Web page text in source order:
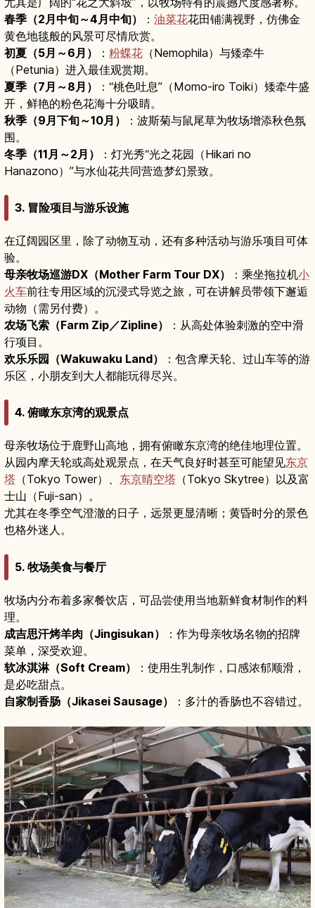
春季（2月中旬～4月中旬）
： 油菜花花田铺满视野，仿佛金
黄色地毯般的风景可尽情欣赏。
初夏（5月～6月）
： 粉蝶花 （Nemophila）与矮牵牛
（Petunia）进入最佳观赏期。
夏季（7月～8月）
：“桃色吐息”（Momo-iro Toiki）矮牵牛盛
开，鲜艳的粉色花海十分吸睛。
秋季（9月下旬～10月）
：波斯菊与鼠尾草为牧场增添秋色氛
围。
冬季（11月～2月）
：灯光秀“光之花园（Hikari no
Hanazono）”与水仙花共同营造梦幻景致。
3. 冒险项目与游乐设施
在辽阔园区里，除了动物互动，还有多种活动与游乐项目可体
验。
母亲牧场巡游DX（Mother Farm Tour DX）
：乘坐拖拉机小
火车前往专用区域的沉浸式导览之旅，可在讲解员带领下邂逅
动物（需另付费）。
农场飞索（Farm Zip／Zipline）
：从高处体验刺激的空中滑
行项目。
欢乐乐园（Wakuwaku Land）
：包含摩天轮、过山车等的游
乐区，小朋友到大人都能玩得尽兴。
4. 俯瞰东京湾的观景点
母亲牧场位于鹿野山高地，拥有俯瞰东京湾的绝佳地理位置。
从园内摩天轮或高处观景点，在天气良好时甚至可能望见东京
塔 （Tokyo Tower）、 东京晴空塔 （Tokyo Skytree）以及富
士山（Fuji-san）。
尤其在冬季空气澄澈的日子，远景更显清晰；黄昏时分的景色
也格外迷人。
5. 牧场美食与餐厅
牧场内分布着多家餐饮店，可品尝使用当地新鲜食材制作的料
理。
成吉思汗烤羊肉（Jingisukan）
：作为母亲牧场名物的招牌
菜单，深受欢迎。
软冰淇淋（Soft Cream）
：使用生乳制作，口感浓郁顺滑，
是必吃甜点。
自家制香肠（Jikasei Sausage）
：多汁的香肠也不容错过。